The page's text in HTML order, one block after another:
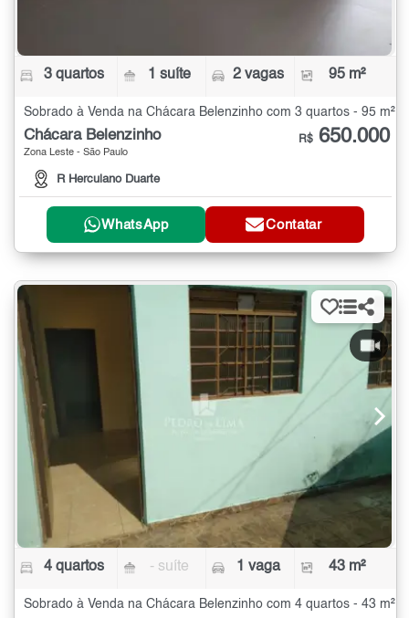
3 quartos 1 suíte 2 vagas 95 m²
Sobrado à Venda na Chácara Belenzinho com 3 quartos - 95 m²
Chácara Belenzinho
Zona Leste - São Paulo
R Herculano Duarte
R$ 650.000
WhatsApp Contatar
4 quartos - suíte 1 vaga 43 m²
Sobrado à Venda na Chácara Belenzinho com 4 quartos - 43 m²